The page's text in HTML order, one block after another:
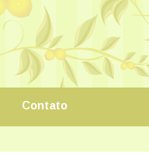
Contato